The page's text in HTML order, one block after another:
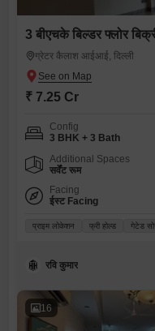
3 बीएचके बिल्डर फ्लोर
ग्रेटर कैलाश आईआई, दिल्ली
₹ 7.25 Cr
Config
3 BHK + 3 Bath
Additional Spaces
सर्वेंट रूम
Facing
ईस्ट Facing
प्राइम लोकेशन फ्री होल्ड गेटेड
रवि कुमार
16